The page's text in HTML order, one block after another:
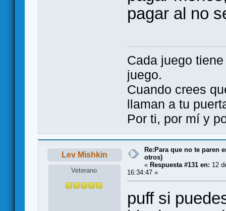
pagar al no
Cada juego
juego.
Cuando crees
llaman a tu
Por ti, por mí y
Lev Mishkin
Veterano
Re:Para que no te paren
otros)
« Respuesta #131 en: 12
16:34:47 »
puff si